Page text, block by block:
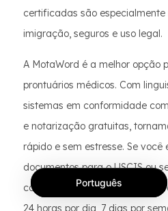
certificadas são
imigração, seguros e uso legal.
A MotaWord é a melhor opção
prontuários médicos. Com
sistemas em conformidade
e notarização gratuitas,
rápido e sem estresse. Se você
documentos para o USCIS ou
consulta médica no exterior,
24 horas por dia, 7 dias por
Português